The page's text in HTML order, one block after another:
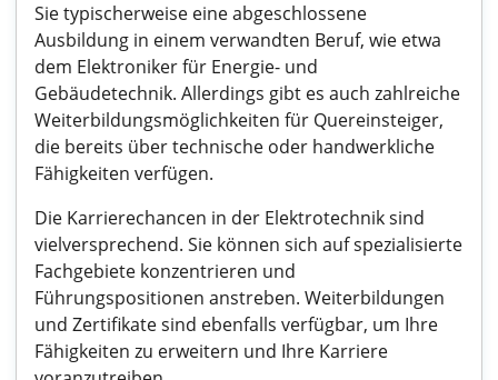
Sie typischerweise eine abgeschlossene
Ausbildung in einem verwandten Beruf, wie etwa
dem Elektroniker für Energie- und
Gebäudetechnik. Allerdings gibt es auch zahlreiche
Weiterbildungsmöglichkeiten für Quereinsteiger,
die bereits über technische oder handwerkliche
Fähigkeiten verfügen.
Die Karrierechancen in der Elektrotechnik sind
vielversprechend. Sie können sich auf spezialisierte
Fachgebiete konzentrieren und
Führungspositionen anstreben. Weiterbildungen
und Zertifikate sind ebenfalls verfügbar, um Ihre
Fähigkeiten zu erweitern und Ihre Karriere